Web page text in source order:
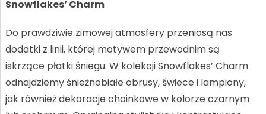
Snowflakes’ Charm
Do prawdziwie zimowej atmosfery przeniosą nas
dodatki z linii, której motywem przewodnim są
iskrzące płatki śniegu. W kolekcji Snowflakes’ Charm
odnajdziemy śnieżnobiałe obrusy, świece i lampiony,
jak również dekoracje choinkowe w kolorze czarnym